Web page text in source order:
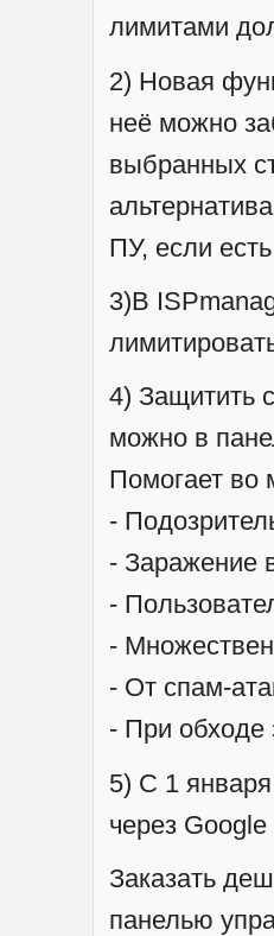
лимитами
2) Новая
неё можно
выбранных
ПУ, если
3)В
4) Защитить
можно в
Помогает во
-
- Заражение
-
-
- От спам-
- При
5) С 1
через
Заказать
панелью